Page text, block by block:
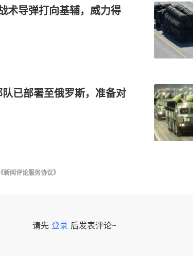
术导弹打向基辅，威力得
已部署至俄罗斯，准备对
《新闻评论服务协议》
请先 登录 后发表评论~